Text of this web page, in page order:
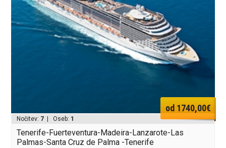
od 1740,00€
Nočitev: 7 | Oseb: 1
Tenerife-Fuerteventura-Madeira-Lanzarote-Las
Palmas-Santa Cruz de Palma -Tenerife